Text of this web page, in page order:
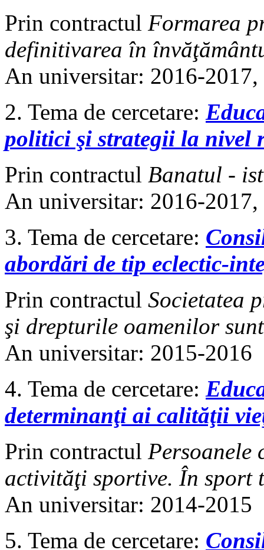
Prin contractul Formarea
definitivarea în
An universitar: 2016-
2. Tema de cercetare:
politici şi strategii la nivel
Prin contractul Banatul -
An universitar: 2016-
3. Tema de cercetare:
abordări de tip eclectic-
Prin contractul Societatea
şi drepturile oamenilor
An universitar: 2015-2016
4. Tema de cercetare:
determinanţi ai calităţii
Prin contractul Persoanele
activităţi sportive. În sport
An universitar: 2014-2015
5. Tema de cercetare: